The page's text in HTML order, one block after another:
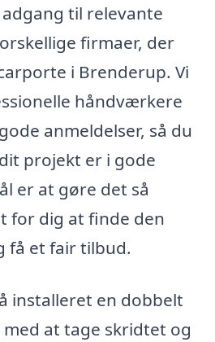
til relevante
firmaer, der
i Brenderup. Vi
håndværkere
anmeldelser, så du
projekt er i gode
er at gøre det så
for dig at finde den
få et fair tilbud.
installeret en dobbelt
med at tage skridtet og